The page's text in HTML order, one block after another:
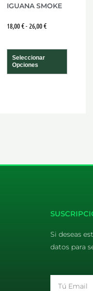
IGUANA SMOKE
18,00€- 26,00€
Seleccionar
Opciones
Si deseas
datos para